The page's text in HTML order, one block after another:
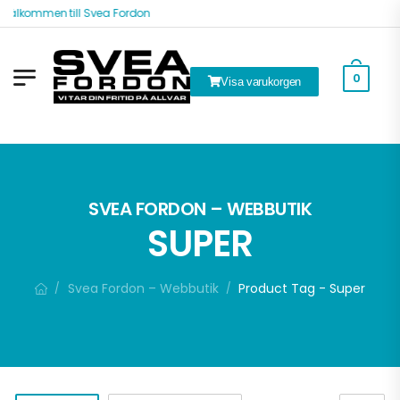
till Svea Fordon
Visa varukorgen 0
SVEA FORDON – WEBBUTIK
SUPER
/ Svea Fordon – Webbutik / Product Tag - Super